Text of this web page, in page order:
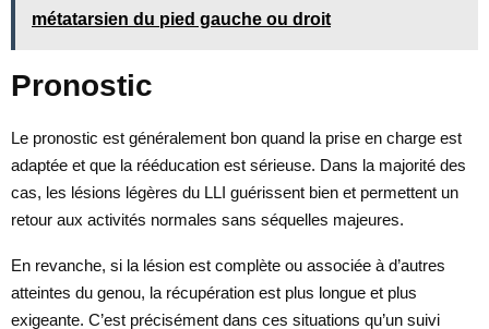
métatarsien du pied gauche ou droit
Pronostic
Le pronostic est généralement bon quand la prise en charge est
adaptée et que la rééducation est sérieuse. Dans la majorité des
cas, les lésions légères du LLI guérissent bien et permettent un
retour aux activités normales sans séquelles majeures.
En revanche, si la lésion est complète ou associée à d’autres
atteintes du genou, la récupération est plus longue et plus
exigeante. C’est précisément dans ces situations qu’un suivi